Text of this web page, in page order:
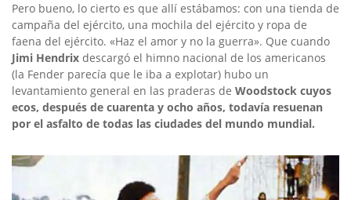
Pero bueno, lo cierto es que allí estábamos: con una tienda de
campaña del ejército, una mochila del ejército y ropa de
faena del ejército. «Haz el amor y no la guerra». Que cuando
Jimi Hendrix descargó el himno nacional de los americanos
(la Fender parecía que le iba a explotar) hubo un
levantamiento general en las praderas de Woodstock cuyos
ecos, después de cuarenta y ocho años, todavía resuenan
por el asfalto de todas las ciudades del mundo mundial.